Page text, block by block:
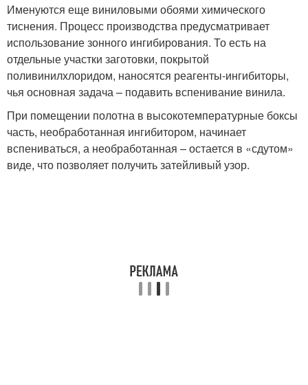
Именуются еще виниловыми обоями химического
тиснения. Процесс производства предусматривает
использование зонного ингибирования. То есть на
отдельные участки заготовки, покрытой
поливинилхлоридом, наносятся реагенты-ингибиторы,
чья основная задача – подавить вспенивание винила.
При помещении полотна в высокотемпературные боксы
часть, необработанная ингибитором, начинает
вспениваться, а необработанная – остается в «сдутом»
виде, что позволяет получить затейливый узор.